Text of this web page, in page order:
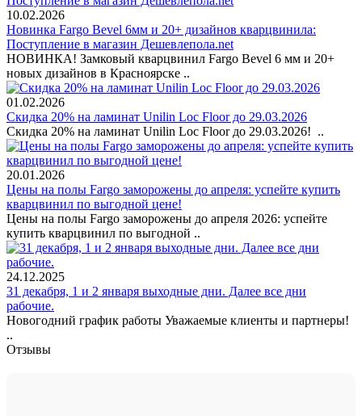
10.02.2026
Новинка Fargo Bevel 6мм и 20+ дизайнов кварцвинила:
Поступление в магазин Дешевлепола.net
НОВИНКА! Замковый кварцвинил Fargo Bevel 6 мм и 20+
новых дизайнов в Красноярске ..
01.02.2026
Скидка 20% на ламинат Unilin Loc Floor до 29.03.2026
Скидка 20% на ламинат Unilin Loc Floor до 29.03.2026! ..
20.01.2026
Цены на полы Fargo заморожены до апреля: успейте купить
кварцвинил по выгодной цене!
Цены на полы Fargo заморожены до апреля 2026: успейте
купить кварцвинил по выгодной ..
24.12.2025
31 декабря, 1 и 2 января выходные дни. Далее все дни
рабочие.
Новогодний график работы Уважаемые клиенты и партнеры!
..
Отзывы